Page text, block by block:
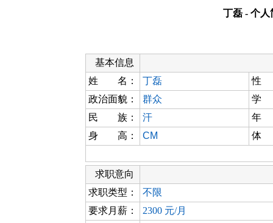
丁磊 - 个人
基本信息
姓 名：
丁磊
性
政治面貌：
群众
学
民 族：
汗
年
身 高：
CM 体
求职意向
求职类型：
不限
要求月薪：
2300 元/月